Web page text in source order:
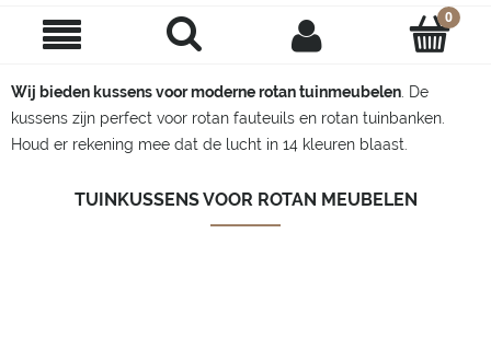
Wij bieden kussens voor moderne rotan tuinmeubelen. De
kussens zijn perfect voor rotan fauteuils en rotan tuinbanken.
Houd er rekening mee dat de lucht in 14 kleuren blaast.
TUINKUSSENS VOOR ROTAN MEUBELEN